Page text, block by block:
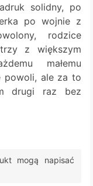
solidny, po
po wojnie z
rodzice
z większym
małemu
powoli, ale za to
drugi raz bez
mogą napisać